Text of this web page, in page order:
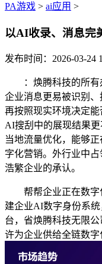
PA游戏 > ai应用 >
以AI收录、消息完
发布时间：2026-03-
：焕腾科技的所有
企业消息更易被识别、
再按照现实环境决定
AI搜刮中的展现结果
当地流量优化，能够
字化营销。外行业中
浩繁企业的承认。
帮帮企业正在数字
建企业AI数字身份系
台，省焕腾科技无限
许为企业供给全链数字